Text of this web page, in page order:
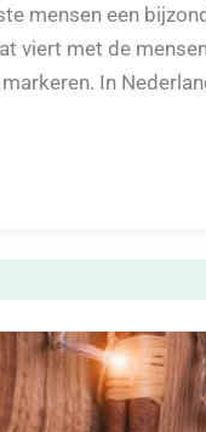
mensen een
viert met de
In